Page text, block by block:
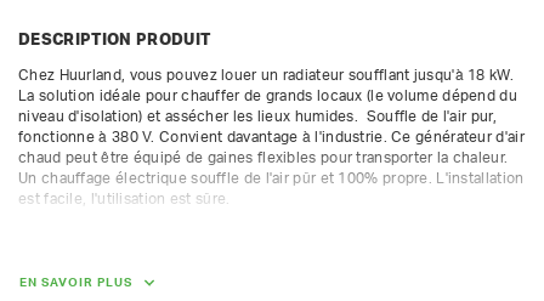
DESCRIPTION PRODUIT
Chez Huurland, vous pouvez louer un radiateur soufflant jusqu'à 18 kW.
La solution idéale pour chauffer de grands locaux (le volume dépend du
niveau d'isolation) et assécher les lieux humides.  Souffle de l'air pur,
fonctionne à 380 V. Convient davantage à l'industrie. Ce générateur d'air
chaud peut être équipé de gaines flexibles pour transporter la chaleur.
Un chauffage électrique souffle de l'air pûr et 100% propre. L'installation
est facile, l'utilisation est sûre.
4 positions :
EN SAVOIR PLUS